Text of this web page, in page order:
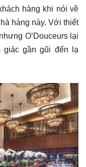
hàng khi nói về
hàng này. Với thiết
O’Douceurs lại
giác gần gũi đến lạ